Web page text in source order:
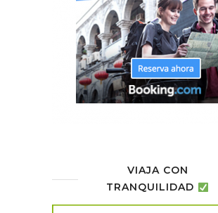
VIAJA CON
TRANQUILIDAD